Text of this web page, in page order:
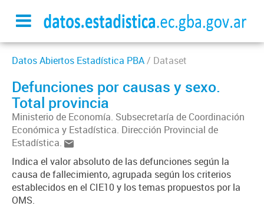
Datos Abiertos Estadística PBA/ Dataset
Defunciones por causas y sexo.
Total provincia
Ministerio de Economía. Subsecretaría de Coordinación
Económica y Estadística. Dirección Provincial de
Estadística.
Indica el valor absoluto de las defunciones según la
causa de fallecimiento, agrupada según los criterios
establecidos en el CIE10 y los temas propuestos por la
OMS.